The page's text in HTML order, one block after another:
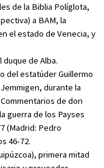
de la Biblia Políglota,
) a BAM, la
el estado de Venecia, y
de Alba.
del estatúder Guillermo
durante la
Commentarios de don
guerra de los Payses
(Madrid: Pedro
46-72.
primera mitad